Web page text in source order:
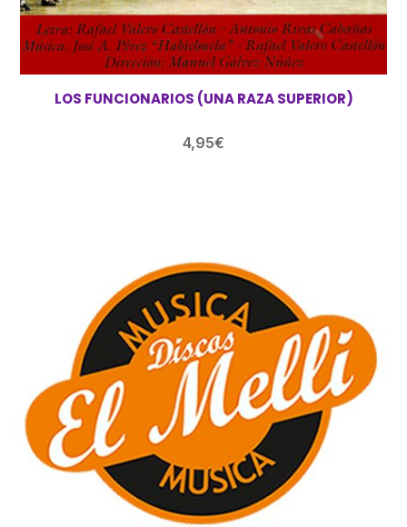
LOS FUNCIONARIOS (UNA RAZA SUPERIOR)
4,95€